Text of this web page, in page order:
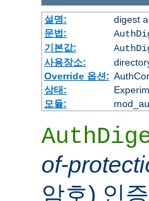
설명:
digest
문법:
기본값:
사용장소:
Override 옵션:
상태:
모듈:
of-
암호) 인